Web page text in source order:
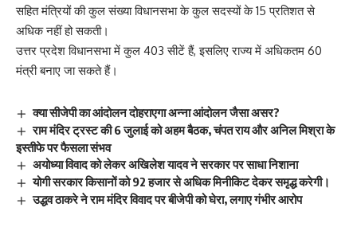
सहित मंत्रियों की कुल संख्या विधानसभा के कुल सदस्यों के 15 प्रतिशत से
अधिक नहीं हो सकती।
उत्तर प्रदेश विधानसभा में कुल 403 सीटें हैं, इसलिए राज्य में अधिकतम 60
मंत्री बनाए जा सकते हैं।
क्या सीजेपी का आंदोलन दोहराएगा अन्ना आंदोलन जैसा असर?
राम मंदिर ट्रस्ट की 6 जुलाई को अहम बैठक, चंपत राय और अनिल मिश्रा के
इस्तीफे पर फैसला संभव
अयोध्या विवाद को लेकर अखिलेश यादव ने सरकार पर साधा निशाना
योगी सरकार किसानों को 92 हजार से अधिक मिनीकिट देकर समृद्ध करेगी।
उद्धव ठाकरे ने राम मंदिर विवाद पर बीजेपी को घेरा, लगाए गंभीर आरोप